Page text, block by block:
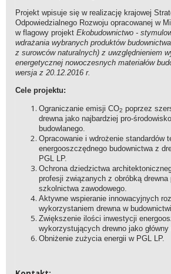
Projekt wpisuje się w realizację krajowej
Odpowiedzialnego Rozwoju opracowanej w
w flagowy projekt Ekobudownictwo -
wdrażania wybranych produktów
z surowców naturalnych) z uwzględnieniem
energetycznej nowoczesnych materiałów
wersja z 20.12.2016 r.
Cele projektu:
Ograniczanie emisji CO2 poprzez
drewna jako najbardziej pro-
budowlanego.
Opracowanie i wdrożenie standardów
energooszczędnego budownictwa z
PGL LP.
Ochrona dziedzictwa
profesji związanych z obróbką drewna
szkolnictwa zawodowego.
Aktywne wspieranie innowacyjnych
wykorzystaniem drewna w
Zwiększenie ilości inwestycji
wykorzystujących drewno jako główny
Obniżenie zużycia energii w PGL LP.